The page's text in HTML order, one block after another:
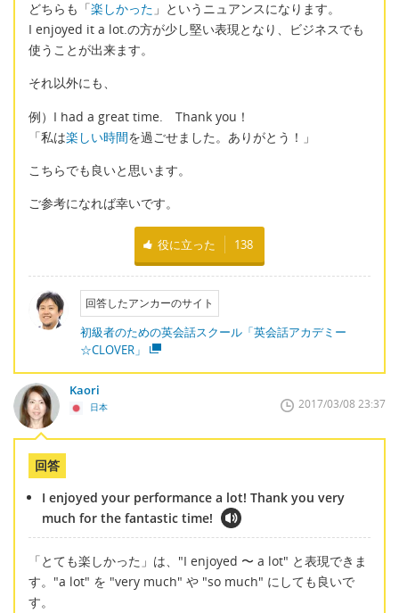
どちらも「楽しかった 」というニュアンスになります。
I enjoyed it a lot.の方が少し堅い表現となり、ビジネスでも
使うことが出来ます。
それ以外にも、
例）I had a great time. Thank you！
「私は楽しい時間を過ごせました。ありがとう！」
こちらでも良いと思います。
ご参考になれば幸いです。
役に立った 138
回答したアンカーのサイト
初級者のための英会話スクール「英会話アカデミー
☆CLOVER」
Kaori
日本 2017/03/08 23:37
回答
I enjoyed your performance a lot! Thank you very
much for the fantastic time!
「とても楽しかった」は、"I enjoyed 〜 a lot" と表現できま
す。"a lot" を "very much" や "so much" にしても良いで
す。